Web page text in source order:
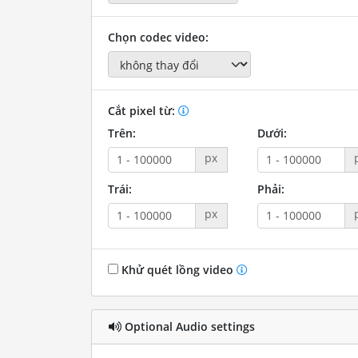
Chọn codec video:
Cắt pixel từ:
Trên:
px
Dưới:
Trái:
px
Phải:
Khử quét lồng video
Optional Audio settings